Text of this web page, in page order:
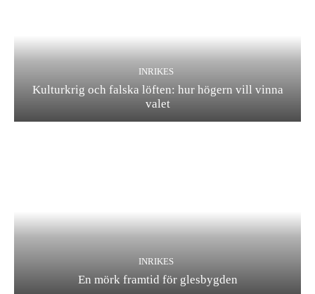
INRIKES
Kulturkrig och falska löften: hur högern vill vinna
valet
INRIKES
En mörk framtid för glesbygden